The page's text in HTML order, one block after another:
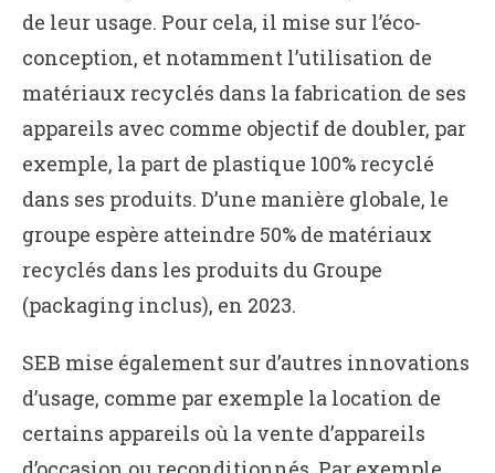
de leur usage. Pour cela, il mise sur l’éco-
conception, et notamment l’utilisation de
matériaux recyclés dans la fabrication de ses
appareils avec comme objectif de doubler, par
exemple, la part de plastique 100% recyclé
dans ses produits. D’une manière globale, le
groupe espère atteindre 50% de matériaux
recyclés dans les produits du Groupe
(packaging inclus), en 2023.
SEB mise également sur d’autres innovations
d’usage, comme par exemple la location de
certains appareils où la vente d’appareils